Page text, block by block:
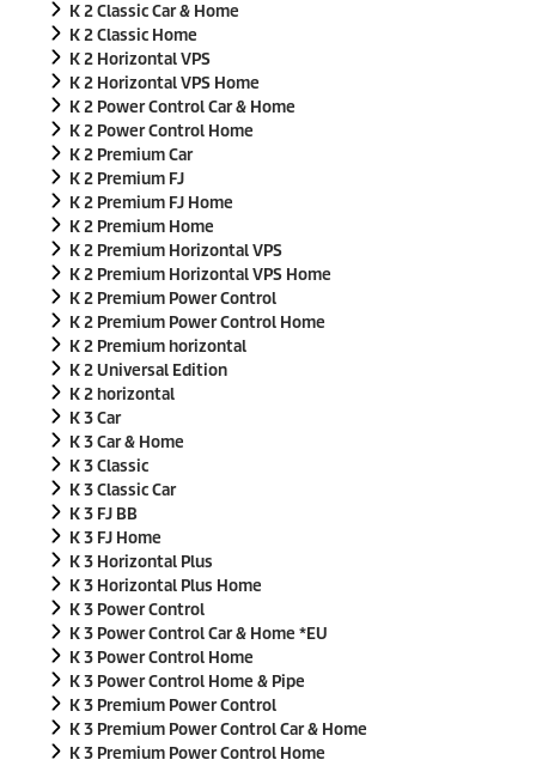
K 2 Classic Car & Home
K 2 Classic Home
K 2 Horizontal VPS
K 2 Horizontal VPS Home
K 2 Power Control Car & Home
K 2 Power Control Home
K 2 Premium Car
K 2 Premium FJ
K 2 Premium FJ Home
K 2 Premium Home
K 2 Premium Horizontal VPS
K 2 Premium Horizontal VPS Home
K 2 Premium Power Control
K 2 Premium Power Control Home
K 2 Premium horizontal
K 2 Universal Edition
K 2 horizontal
K 3 Car
K 3 Car & Home
K 3 Classic
K 3 Classic Car
K 3 FJ BB
K 3 FJ Home
K 3 Horizontal Plus
K 3 Horizontal Plus Home
K 3 Power Control
K 3 Power Control Car & Home *EU
K 3 Power Control Home
K 3 Power Control Home & Pipe
K 3 Premium Power Control
K 3 Premium Power Control Car & Home
K 3 Premium Power Control Home